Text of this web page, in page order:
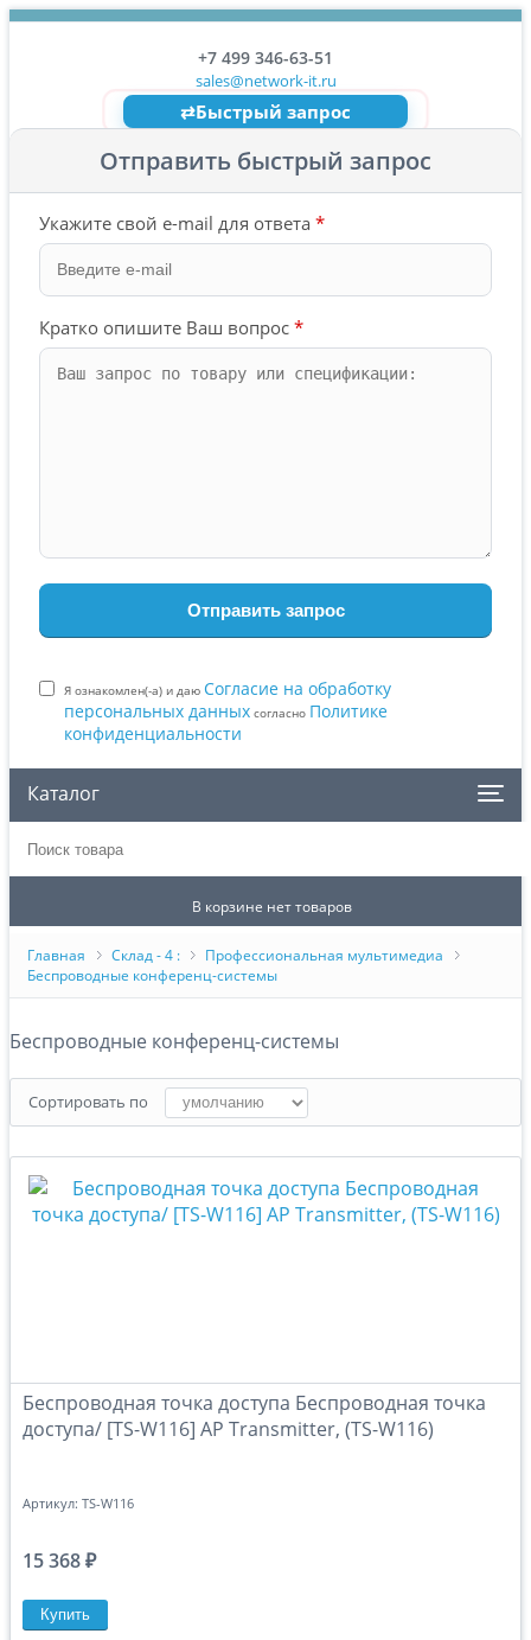
+7 499 346-63-51
sales@network-it.ru
⇄Быстрый запрос
Отправить быстрый запрос
Укажите свой e-mail для ответа *
Кратко опишите Ваш вопрос *
Я ознакомлен(-а) и даю Согласие на обработку
персональных данных согласно Политике
конфиденциальности
Каталог
В корзине нет товаров
Главная Склад - 4 :
Профессиональная мультимедиа
Беспроводные конференц-системы
Беспроводные конференц-системы
Сортировать по
Беспроводная точка доступа Беспроводная точка
доступа/ [TS-W116] AP Transmitter, (TS-W116)
Артикул: TS-W116
15 368 ₽